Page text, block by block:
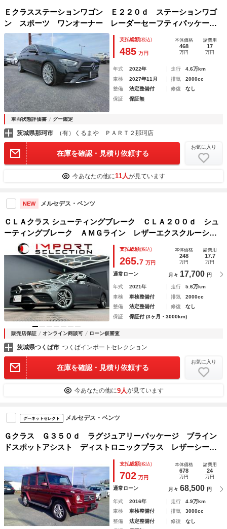
Ｅクラスステーションワゴン Ｅ２２０ｄ ステーションワゴ
ン スポーツ ワンオーナー レーダーセーフティパッケー
ジ エクスクルーシブパッケージ ＡＭＧラインインテリアパ
ッケージ ＢＢＳ２０インチアルミホイール ヘッドアップデ
ィスプレイ ブルメスタ オートトランク
支払総額(税込)
485 万円
本体価格
468
万円
諸費用
17
万円
年式 2022年 走行
4.6万km
車検
2027年11月 排気
2000cc
整備
法定整備付 修復
なし
保証
保証無
車両状態評価書 グー鑑定
茨城県那珂市 （有）くるまや ＰＡＲＴ２那珂店
在庫を確認・見積り依頼する
お気に入り
今あなたの他に11人が見ています
NEW メルセデス・ベンツ
ＣＬＡクラス シューティングブレーク ＣＬＡ２００ｄ シュ
ーティングブレーク ＡＭＧライン レザーエクスクルーシ
ブ パノラミックスライディングルーフ レーダーセーフテ
ィ アドバンストＰ 赤黒レザー ＨＵＤ 純正ナビ ３６０°
カメラ パワーゲート ＬＥＤ ドラレコ ＥＴＣ アンビエ
支払総額(税込)
265.7 万円
本体価格
248
万円
諸費用
17.7
万円
通常ローン 月々 17,700 円
年式 2021年 走行
5.6万km
車検
車検整備付 排気
2000cc
整備
法定整備付 修復
なし
保証
保証付 (3ヶ月・3000km)
販売店保証 オンライン商談可 ローン仮審査
茨城県つくば市 つくばインポートセレクション
在庫を確認・見積り依頼する
お気に入り
今あなたの他に9人が見ています
グーネットセレクト メルセデス・ベンツ
Ｇクラス Ｇ３５０ｄ ラグジュアリーパッケージ ブライン
ドスポットアシスト ディストロニックプラス レザーシー
ト シートヒーター サンルーフ 純正ナビ バックカメラ
地デジ 社外レーダー
支払総額(税込)
702 万円
本体価格
678
万円
諸費用
24
万円
通常ローン 月々 68,500 円
年式 2016年 走行
4.9万km
車検
車検整備付 排気
3000cc
整備
法定整備付 修復
なし